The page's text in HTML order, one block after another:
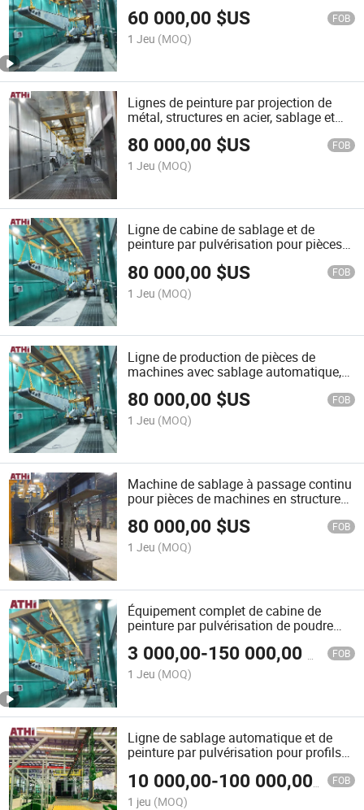
60 000,00 $US FOB
1 Jeu (MOQ)
Lignes de peinture par projection de
métal, structures en acier, sablage et
revêtement en poudre électrostatique
80 000,00 $US FOB
1 Jeu (MOQ)
Ligne de cabine de sablage et de
peinture par pulvérisation pour pièces
80 000,00 $US FOB
1 Jeu (MOQ)
Ligne de production de pièces de
machines avec sablage automatique,
peinture et séchage
80 000,00 $US FOB
1 Jeu (MOQ)
Machine de sablage à passage continu
pour pièces de machines en structures
80 000,00 $US FOB
1 Jeu (MOQ)
Équipement complet de cabine de
peinture par pulvérisation de poudre
aluminium et pièces de travail
3 000,00-150 000,00 FOB
1 Jeu (MOQ)
Ligne de sablage automatique et de
peinture par pulvérisation pour profils
10 000,00-100 000,00$US
FOB
1 jeu (MOQ)